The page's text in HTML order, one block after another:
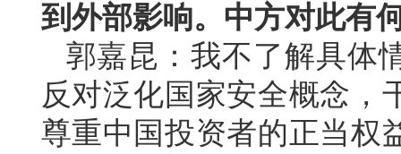
到外部影响。中方对此有
郭嘉昆：我不了解具体
反对泛化国家安全概念，
尊重中国投资者的正当权